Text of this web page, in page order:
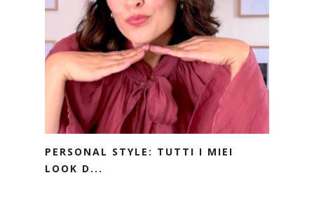
PERSONAL STYLE: TUTTI I MIEI
LOOK D...